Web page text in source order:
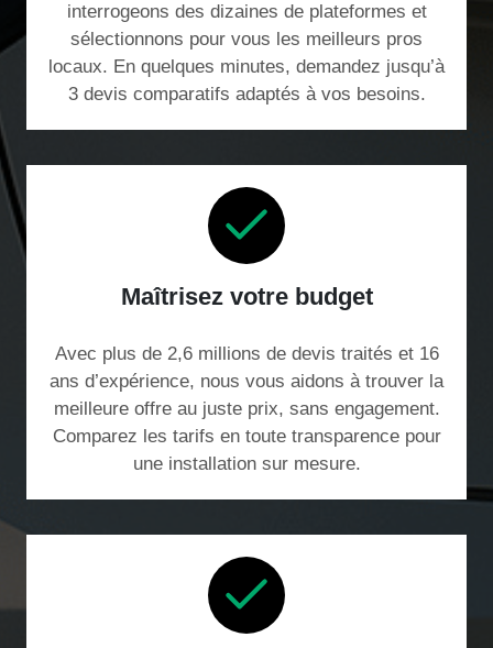
interrogeons des dizaines de plateformes et
sélectionnons pour vous les meilleurs pros
locaux. En quelques minutes, demandez jusqu’à
3 devis comparatifs adaptés à vos besoins.
Maîtrisez votre budget
Avec plus de 2,6 millions de devis traités et 16
ans d’expérience, nous vous aidons à trouver la
meilleure offre au juste prix, sans engagement.
Comparez les tarifs en toute transparence pour
une installation sur mesure.